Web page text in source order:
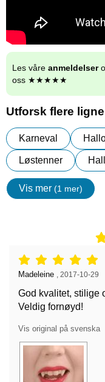
Les våre anmeldelser
oss ★★★★★
Utforsk flere
Karneval
Løstenner
Vis mer (1 mer)
egenskaper
Vurdering: 5 stjerne av
Anmeldelse av:
Madeleine 2017-10-29
God kvalitet, stilige
Veldig fornøyd!
Vis original på svenska